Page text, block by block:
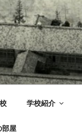
学校紹介
部屋